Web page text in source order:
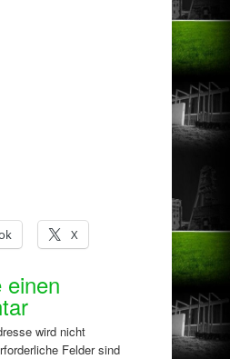
X
einen
wird nicht
Felder sind